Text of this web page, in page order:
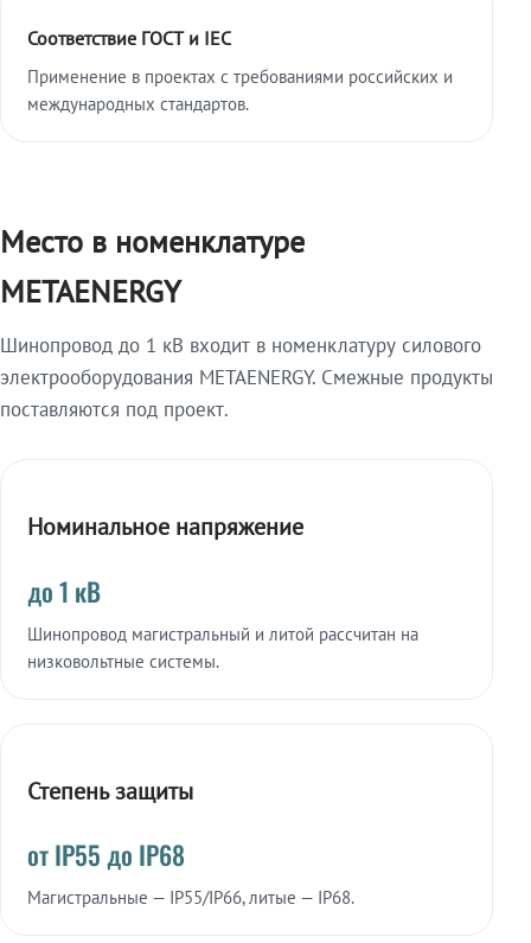
Соответствие ГОСТ и IEC
Применение в проектах с требованиями российских и
международных стандартов.
Место в номенклатуре
METAENERGY
Шинопровод до 1 кВ входит в номенклатуру силового
электрооборудования METAENERGY. Смежные продукты
поставляются под проект.
Номинальное напряжение
до 1 кВ
Шинопровод магистральный и литой рассчитан на
низковольтные системы.
Степень защиты
от IP55 до IP68
Магистральные — IP55/IP66, литые — IP68.